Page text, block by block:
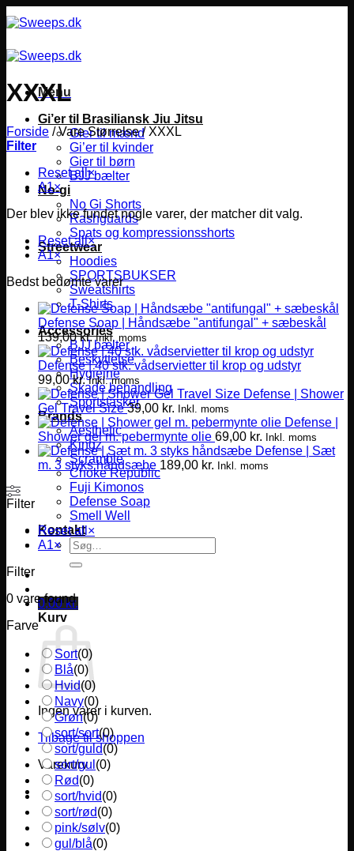
til
Menu
Gi’er til Brasiliansk Jiu Jitsu
Gier til mænd
Gi’er til kvinder
Gier til børn
BJJ bælter
No-gi
No Gi Shorts
Rashguards
Spats og kompressionsshorts
Streetwear
Hoodies
SPORTSBUKSER
Sweatshirts
T-Shirts
Accessories
BJJ bælter
Beskyttelse
Hygiejne
Skade behandling
Sportstasker
Brands
Aesthetic
Kingz
Scramble
Choke Republic
Fuji Kimonos
Defense Soap
Smell Well
Kontakt
Søg
efter:
0,00 kr.
Kurv
Ingen varer i kurven.
Tilbage til shoppen
Varekurv
XXXL
Forside /Vare Størrelse/XXXL
Filter
Reset all×
A1×
Der blev ikke fundet nogle varer, der matcher dit valg.
Reset all×
A1×
Bedst bedømte varer
Defense Soap | Håndsæbe "antifungal" + sæbeskål
139,00kr. Inkl. moms
Defense | 40 stk. vådservietter til krop og udstyr
99,00kr. Inkl. moms
Defense | Shower
Gel Travel Size 39,00 kr. Inkl. moms
Defense |
Shower gel m. pebermynte olie 69,00 kr. Inkl. moms
Defense | Sæt
m. 3 styks håndsæbe 189,00 kr. Inkl. moms
Filter
Reset all ×
A1×
Filter
0 vare found
Farve
Sort(0)
Blå(0)
Hvid(0)
Navy(0)
Grøn(0)
sort/sort(0)
sort/guld(0)
sort/gul (0)
Rød(0)
sort/hvid(0)
sort/rød(0)
pink/sølv(0)
gul/blå(0)